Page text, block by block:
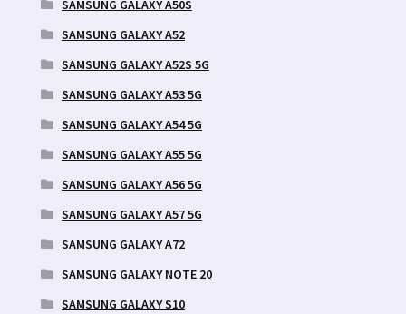
SAMSUNG GALAXY A50S
SAMSUNG GALAXY A52
SAMSUNG GALAXY A52S 5G
SAMSUNG GALAXY A53 5G
SAMSUNG GALAXY A54 5G
SAMSUNG GALAXY A55 5G
SAMSUNG GALAXY A56 5G
SAMSUNG GALAXY A57 5G
SAMSUNG GALAXY A72
SAMSUNG GALAXY NOTE 20
SAMSUNG GALAXY S10